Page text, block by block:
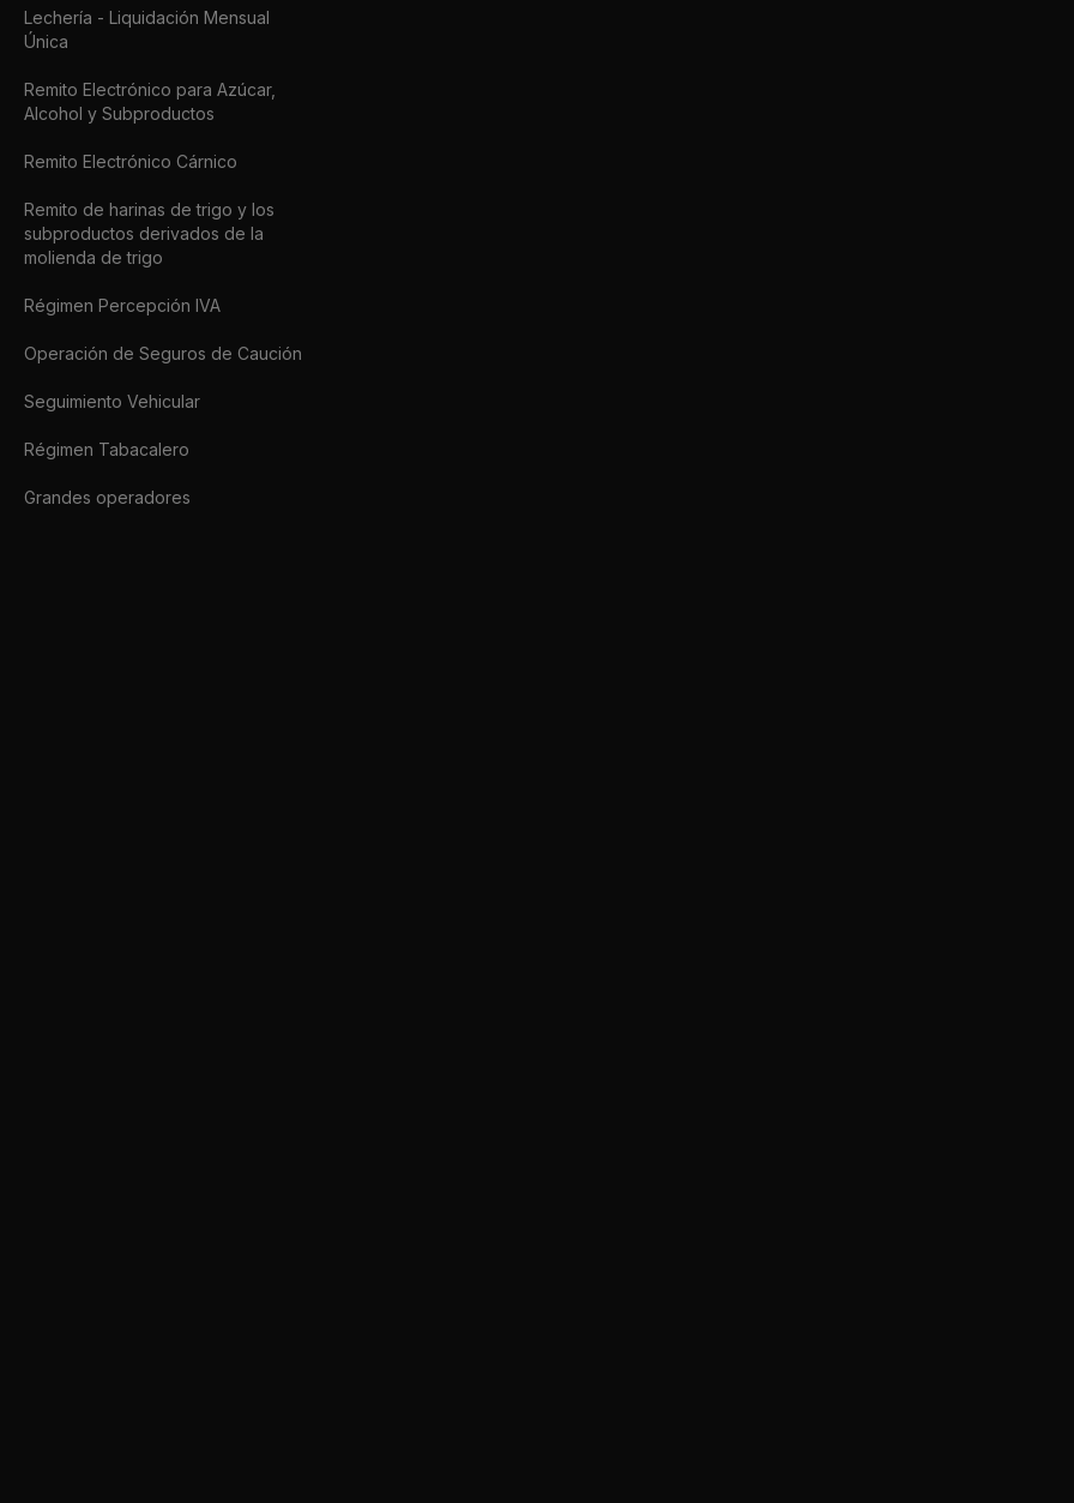
Lechería - Liquidación Mensual
Única
Remito Electrónico para Azúcar,
Alcohol y Subproductos
Remito Electrónico Cárnico
Remito de harinas de trigo y los
subproductos derivados de la
molienda de trigo
Régimen Percepción IVA
Operación de Seguros de Caución
Seguimiento Vehicular
Régimen Tabacalero
Grandes operadores